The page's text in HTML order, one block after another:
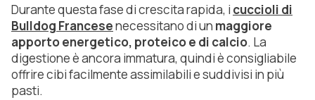
Durante questa fase di crescita rapida, i cuccioli di
Bulldog Francesenecessitano di un maggiore
apporto energetico, proteico e di calcio. La
digestione è ancora immatura, quindi è consigliabile
offrire cibi facilmente assimilabili e suddivisi in più
pasti.